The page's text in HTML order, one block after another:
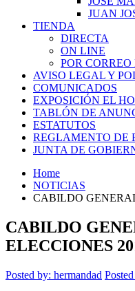
JUAN
TIENDA
DIRECTA
ON LINE
POR
AVISO LEGAL Y
COMUNICADOS
EXPOSICIÓN EL
TABLÓN DE
ESTATUTOS
REGLAMENTO DE
JUNTA DE
Home
NOTICIAS
CABILDO
CABILDO
ELECCIONES
Posted by: hermandad